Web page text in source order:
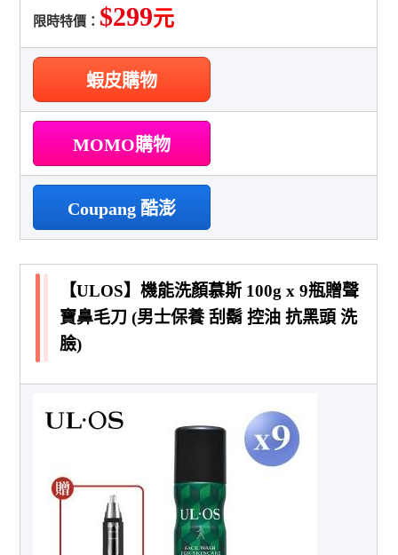
限時特價： $299元
蝦皮購物
MOMO購物
Coupang 酷澎
【ULOS】機能洗顏慕斯 100g x 9瓶贈聲
寶鼻毛刀 (男士保養 刮鬍 控油 抗黑頭 洗
臉)